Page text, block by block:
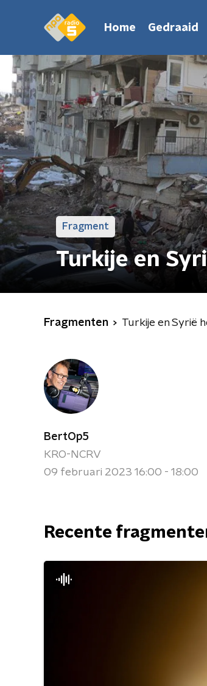
Home Gedraaid
Fragment
Turkije en
Fragmenten Turkije en Syrië
BertOp5
KRO-NCRV
09 februari 2023 16:00 - 18:00
Recente